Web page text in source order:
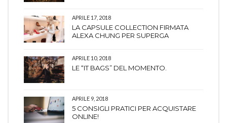
APRILE 17, 2018
LA CAPSULE COLLECTION FIRMATA
ALEXA CHUNG PER SUPERGA
APRILE 10, 2018
LE “IT BAGS” DEL MOMENTO.
APRILE 9, 2018
5 CONSIGLI PRATICI PER ACQUISTARE
ONLINE!